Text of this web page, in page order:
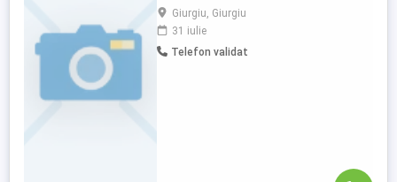
stabilitate si sprijin pe toata perioada
contractului. Nu percepem nicio taxa in
Romania sau Italia! Cunostinte medii de
limba italiana! Experienta si recomandarile
Giurgiu, Giurgiu
31 iulie
Telefon validat